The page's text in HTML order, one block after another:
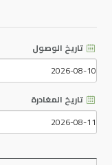
تاريخ الوصول
تاريخ المغادرة